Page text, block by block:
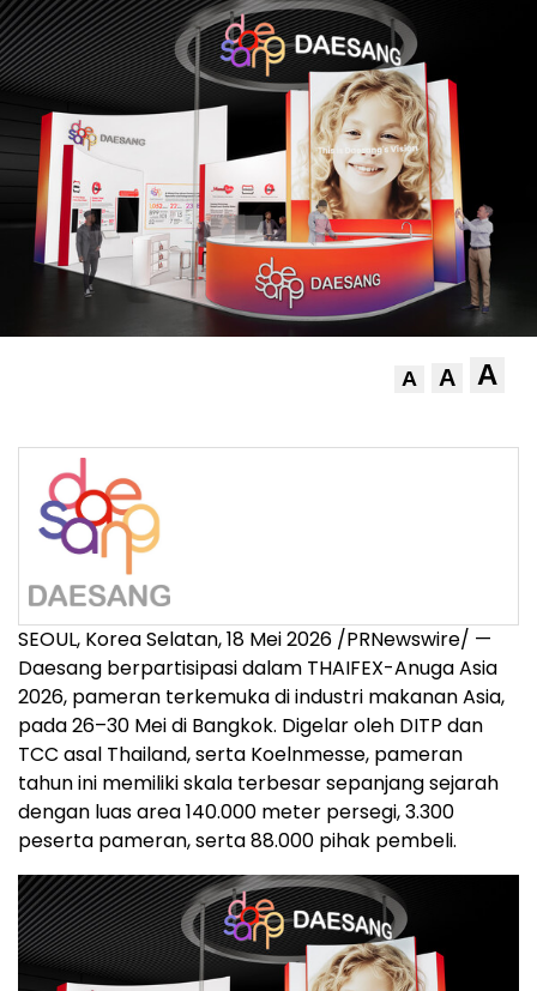
A A A
SEOUL, Korea Selatan, 18 Mei 2026 /PRNewswire/ —
Daesang berpartisipasi dalam THAIFEX-Anuga Asia
2026, pameran terkemuka di industri makanan Asia,
pada 26–30 Mei di Bangkok. Digelar oleh DITP dan
TCC asal Thailand, serta Koelnmesse, pameran
tahun ini memiliki skala terbesar sepanjang sejarah
dengan luas area 140.000 meter persegi, 3.300
peserta pameran, serta 88.000 pihak pembeli.